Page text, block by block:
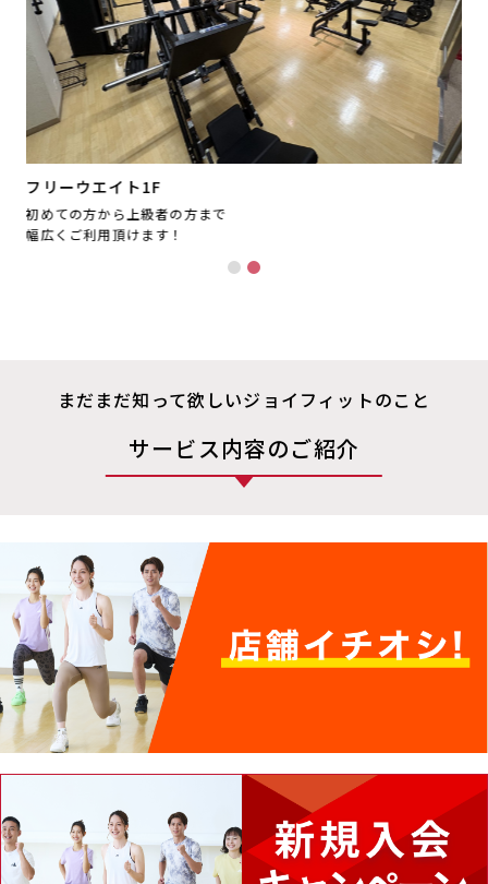
フリーウエイト1F
初めての方から上級者の方まで
幅広くご利用頂けます！
まだまだ知って欲しいジョイフィットのこと
サービス内容のご紹介